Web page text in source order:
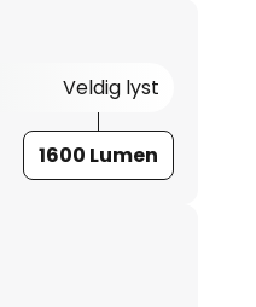
Veldig lyst
1600 Lumen